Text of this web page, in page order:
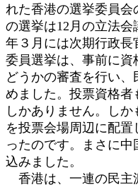
れた香港の選挙委員会
の選挙は12月の立法
年３月には次期行政
委員選挙は、事前に
どうかの審査を行い
めました。投票資格
しかありません。し
を投票会場周辺に配
ったのです。まさに
込みました。
香港は、一連の民主